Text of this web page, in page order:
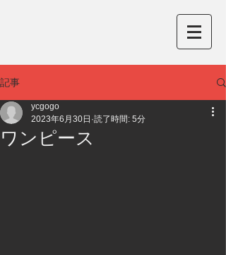
記事
ワンピース
ycgogo
2023年6月30日 読了時間: 5分